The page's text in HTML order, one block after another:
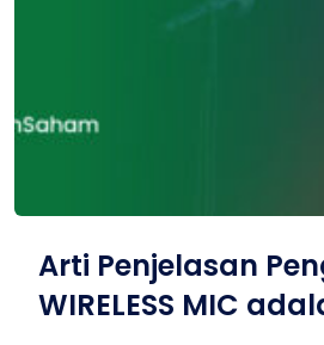
Arti Penjelasan
WIRELESS MIC